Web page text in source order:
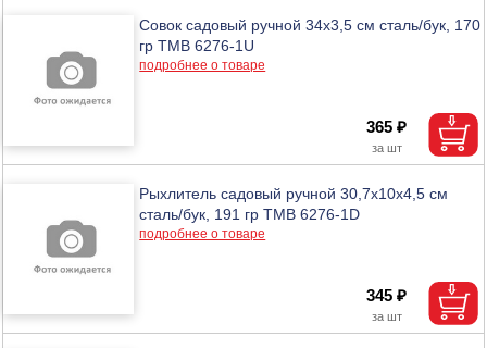
Совок садовый ручной 34х3,5 см сталь/бук, 170
гр ТМВ 6276-1U
подробнее о товаре
365 ₽
Рыхлитель садовый ручной 30,7х10х4,5 см
сталь/бук, 191 гр ТМВ 6276-1D
подробнее о товаре
345 ₽